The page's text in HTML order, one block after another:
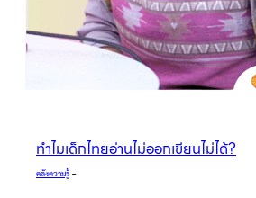
ทำไมเด็กไทยอ่านไม่ออกเขียนไม่ได้?
คลังความรู้–